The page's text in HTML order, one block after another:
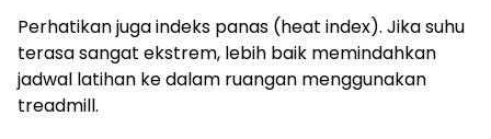
Perhatikan juga indeks panas (heat index). Jika suhu
terasa sangat ekstrem, lebih baik memindahkan
jadwal latihan ke dalam ruangan menggunakan
treadmill.